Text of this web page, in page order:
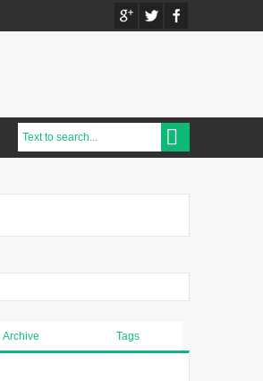
Archive Tags